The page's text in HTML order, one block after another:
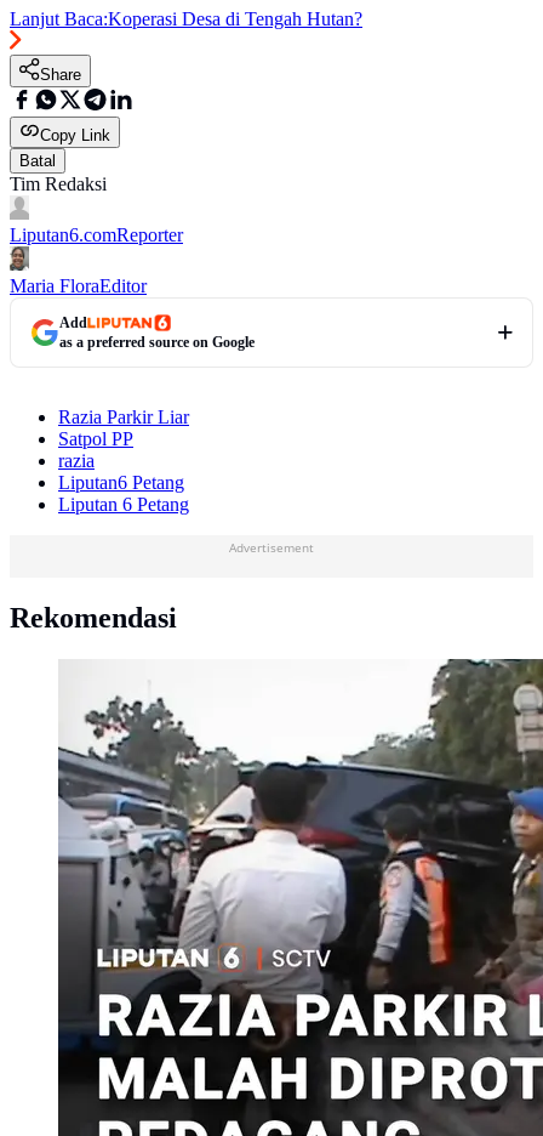
Lanjut Baca:Koperasi Desa di Tengah Hutan?
Share
Copy Link
Batal
Tim Redaksi
Liputan6.comReporter
Maria FloraEditor
Add
as a preferred source on Google
Razia Parkir Liar
Satpol PP
razia
Liputan6 Petang
Liputan 6 Petang
Advertisement
Rekomendasi